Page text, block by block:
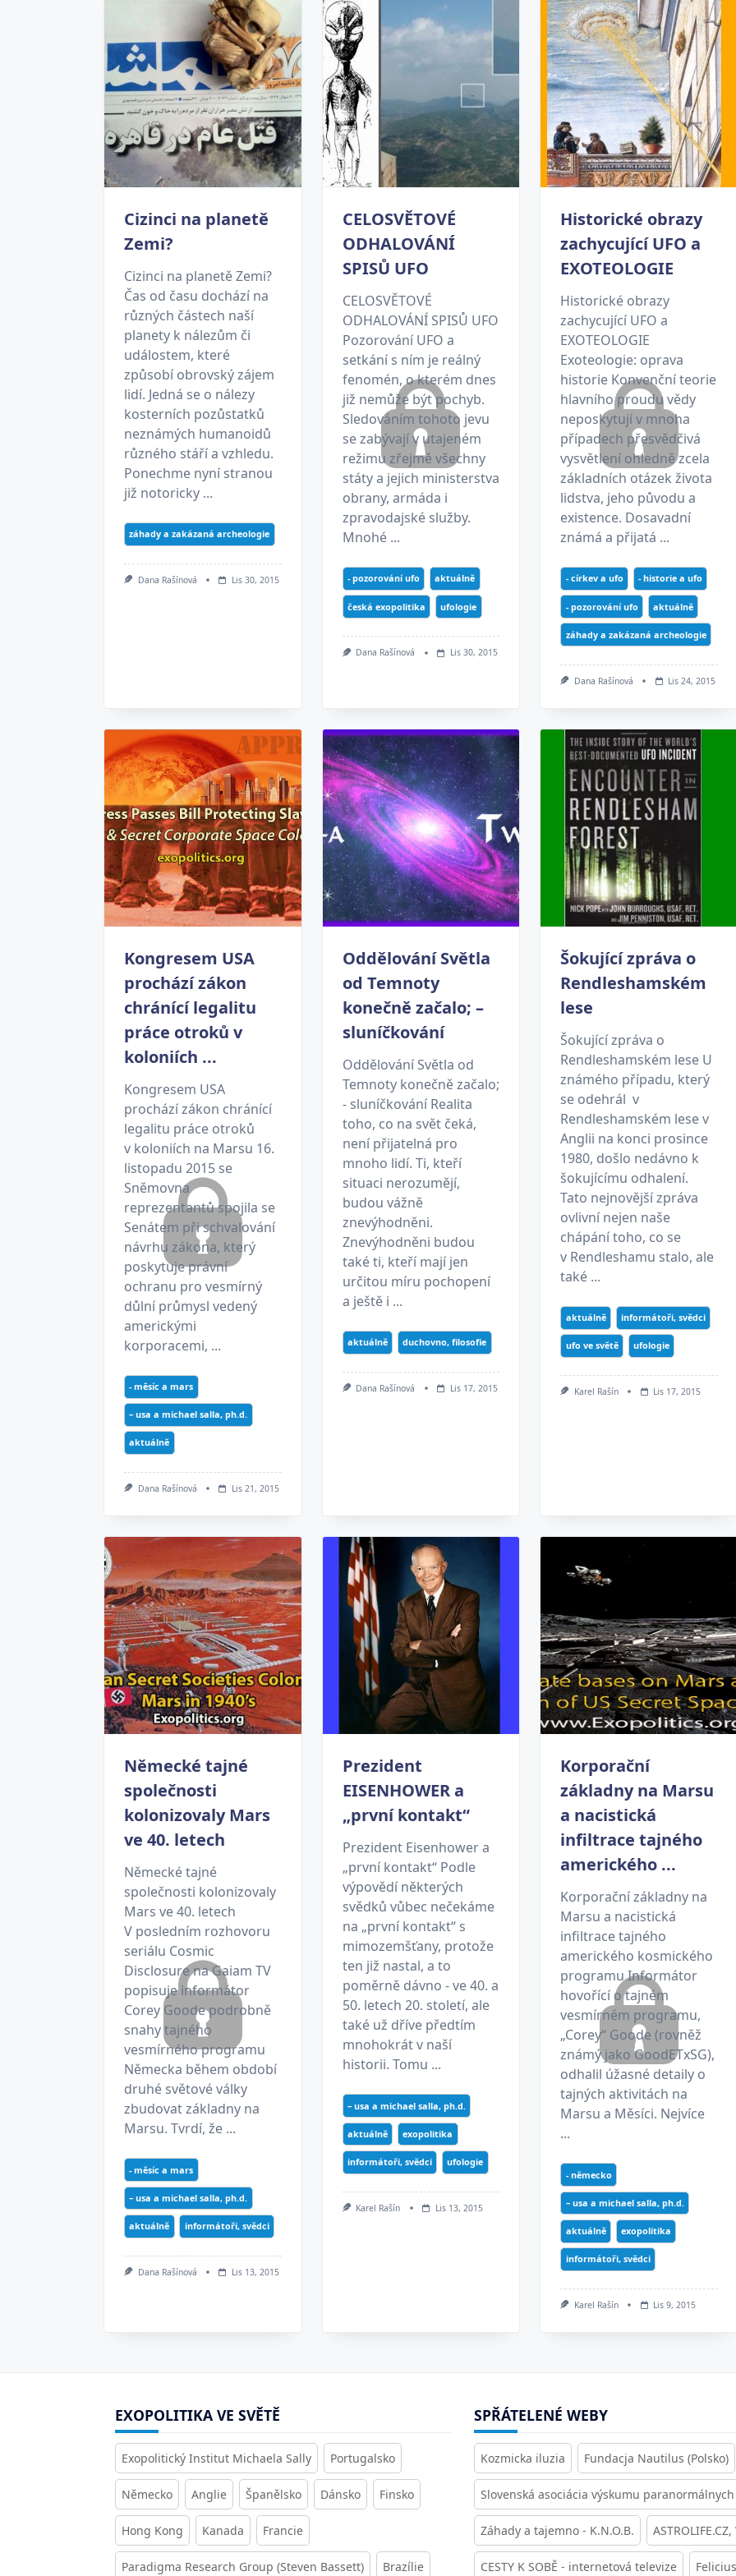
Cizinci na planetě
Zemi?
Cizinci na planetě Zemi?
Čas od času dochází na
různých částech naší
planety k nálezům či
událostem, které
způsobí obrovský zájem
lidí. Jedná se o nálezy
kosterních pozůstatků
neznámých humanoidů
různého stáří a vzhledu.
Ponechme nyní stranou
již notoricky ...
záhady a zakázaná archeologie
Dana Rašínová Lis 30, 2015
CELOSVĚTOVÉ
ODHALOVÁNÍ
SPISŮ UFO
CELOSVĚTOVÉ
ODHALOVÁNÍ SPISŮ UFO
Pozorování UFO a
setkání s ním je reálný
fenomén, o kterém dnes
již nemůže být pochyb.
Sledováním tohoto jevu
se zabývají v utajeném
režimu zřejmě všechny
státy a jejich ministerstva
obrany, armáda i
zpravodajské služby.
Mnohé ...
- pozorování ufo aktuálně
česká exopolitika ufologie
Dana Rašínová Lis 30, 2015
Historické obrazy
zachycující UFO a
EXOTEOLOGIE
Historické obrazy
zachycující UFO a
EXOTEOLOGIE
Exoteologie: oprava
historie Konvenční teorie
hlavního proudu vědy
neposkytují v mnoha
případech přesvědčivá
vysvětlení ohledně zcela
základních otázek života
lidstva, jeho původu a
existence. Dosavadní
známá a přijatá ...
- církev a ufo - historie a ufo
- pozorování ufo aktuálně
záhady a zakázaná archeologie
Dana Rašínová Lis 24, 2015
Kongresem USA
prochází zákon
chránící legalitu
práce otroků v
koloniích ...
Kongresem USA
prochází zákon chránící
legalitu práce otroků
v koloniích na Marsu 16.
listopadu 2015 se
Sněmovna
reprezentantů spojila se
Senátem při schvalování
návrhu zákona, který
poskytuje právní
ochranu pro vesmírný
důlní průmysl vedený
americkými
korporacemi, ...
- měsíc a mars
– usa a michael salla, ph.d.
aktuálně
Dana Rašínová Lis 21, 2015
Oddělování Světla
od Temnoty
konečně začalo; –
sluníčkování
Oddělování Světla od
Temnoty konečně začalo;
- sluníčkování Realita
toho, co na svět čeká,
není přijatelná pro
mnoho lidí. Ti, kteří
situaci nerozumějí,
budou vážně
znevýhodněni.
Znevýhodněni budou
také ti, kteří mají jen
určitou míru pochopení
a ještě i ...
aktuálně duchovno, filosofie
Dana Rašínová Lis 17, 2015
Šokující zpráva o
Rendleshamském
lese
Šokující zpráva o
Rendleshamském lese U
známého případu, který
se odehrál v
Rendleshamském lese v
Anglii na konci prosince
1980, došlo nedávno k
šokujícímu odhalení.
Tato nejnovější zpráva
ovlivní nejen naše
chápání toho, co se
v Rendleshamu stalo, ale
také ...
aktuálně informátoři, svědci
ufo ve světě ufologie
Karel Rašín Lis 17, 2015
Německé tajné
společnosti
kolonizovaly Mars
ve 40. letech
Německé tajné
společnosti kolonizovaly
Mars ve 40. letech
V posledním rozhovoru
seriálu Cosmic
Disclosure na Gaiam TV
popisuje informátor
Corey Goode podrobně
snahy tajného
vesmírného programu
Německa během období
druhé světové války
zbudovat základny na
Marsu. Tvrdí, že ...
- měsíc a mars
– usa a michael salla, ph.d.
aktuálně informátoři, svědci
Dana Rašínová Lis 13, 2015
Prezident
EISENHOWER a
„první kontakt“
Prezident Eisenhower a
„první kontakt“ Podle
výpovědí některých
svědků vůbec nečekáme
na „první kontakt“ s
mimozemšťany, protože
ten již nastal, a to
poměrně dávno - ve 40. a
50. letech 20. století, ale
také už dříve předtím
mnohokrát v naší
historii. Tomu ...
– usa a michael salla, ph.d.
aktuálně exopolitika
informátoři, svědci ufologie
Karel Rašín Lis 13, 2015
Korporační
základny na Marsu
a nacistická
infiltrace tajného
amerického ...
Korporační základny na
Marsu a nacistická
infiltrace tajného
amerického kosmického
programu Informátor
hovořící o tajném
vesmírném programu,
„Corey“ Goode (rovněž
známý jako GoodETxSG),
odhalil úžasné detaily o
tajných aktivitách na
Marsu a Měsíci. Nejvíce
...
- německo
– usa a michael salla, ph.d.
aktuálně exopolitika
informátoři, svědci
Karel Rašín Lis 9, 2015
EXOPOLITIKA VE SVĚTĚ
Exopolitický Institut Michaela Sally Portugalsko
Německo Anglie Španělsko Dánsko Finsko
Hong Kong Kanada Francie
Paradigma Research Group (Steven Bassett) Brazílie
SPŘÁTELENÉ WEBY
Kozmicka iluzia Fundacja Nautilus (Polsko)
Slovenská asociácia výskumu
Záhady a tajemno - K.N.O.B.
CESTY K SOBĚ - internetová televize